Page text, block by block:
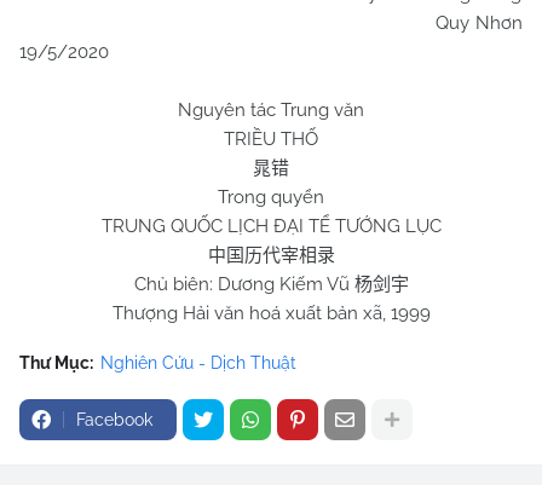
Quy Nhơn
19/5/2020
Nguyên tác Trung văn
TRIỀU THỐ
晁错
Trong quyển
TRUNG QUỐC LỊCH ĐẠI TỂ TƯỚNG LỤC
中国历代宰相录
Chủ biên: Dương Kiếm Vũ 杨剑宇
Thượng Hải văn hoá xuất bản xã, 1999
Thư Mục: Nghiên Cứu - Dịch Thuật
Facebook